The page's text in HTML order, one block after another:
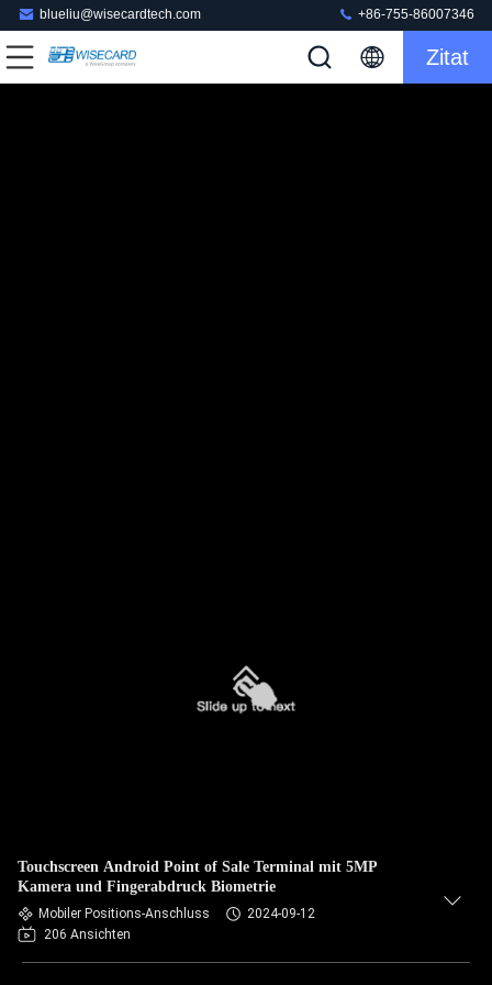
blueliu@wisecardtech.com +86-755-86007346
Zitat
Touchscreen Android Point of Sale Terminal mit 5MP
Kamera und Fingerabdruck Biometrie
Mobiler Positions-Anschluss
2024-09-12
206 Ansichten